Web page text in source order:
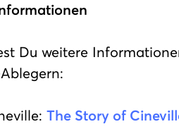
Du weitere
The Story of